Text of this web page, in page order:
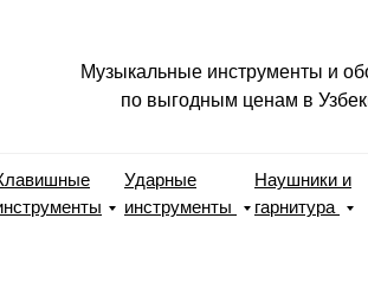
Ударные
инструменты
Наушники и
гарнитура
Музыкальные инструменты и
по выгодным ценам в